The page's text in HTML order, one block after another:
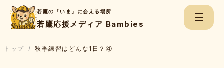
若鷹の「いま」に会える場所
若鷹応援メディア Bambies
トップ / 秋季練習はどんな1日？④